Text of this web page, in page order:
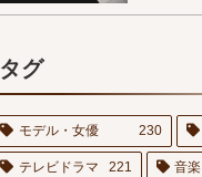
タグ
モデル・女優 230
テレビドラマ 221 音楽